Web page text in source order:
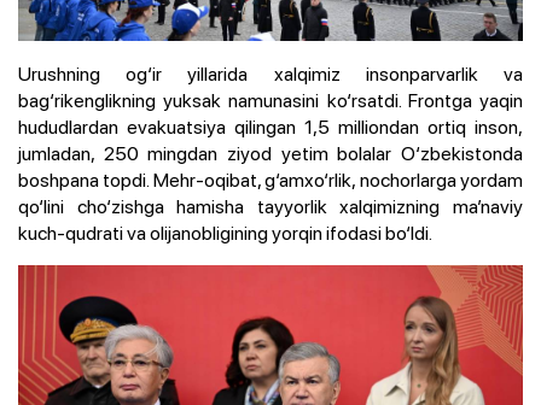
Urushning og‘ir yillarida xalqimiz insonparvarlik va
bag‘rikenglikning yuksak namunasini ko‘rsatdi. Frontga yaqin
hududlardan evakuatsiya qilingan 1,5 milliondan ortiq inson,
jumladan, 250 mingdan ziyod yetim bolalar O‘zbekistonda
boshpana topdi. Mehr-oqibat, g‘amxo‘rlik, nochorlarga yordam
qo‘lini cho‘zishga hamisha tayyorlik xalqimizning ma’naviy
kuch-qudrati va olijanobligining yorqin ifodasi bo‘ldi.